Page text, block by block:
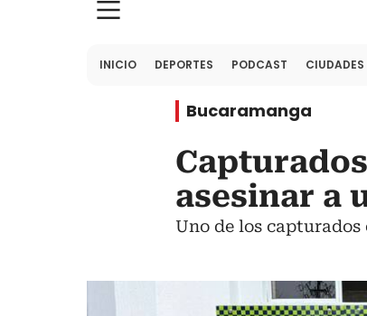
INICIO DEPORTES PODCAST CIUDADES
Bucaramanga
asesinar a
Uno de los